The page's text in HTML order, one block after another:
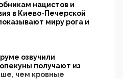
нацистов и
в Киево-Печерской
миру рога и
озвучили
получают из
чем кровные